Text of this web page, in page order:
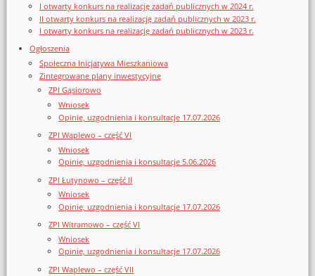
I otwarty konkurs na realizację zadań publicznych w 2024 r.
II otwarty konkurs na realizację zadań publicznych w 2023 r.
I otwarty konkurs na realizację zadań publicznych w 2023 r.
Ogłoszenia
Społeczna Inicjatywa Mieszkaniowa
Zintegrowane plany inwestycyjne
ZPI Gąsiorowo
Wniosek
Opinie, uzgodnienia i konsultacje 17.07.2026
ZPI Waplewo – część VI
Wniosek
Opinie, uzgodnienia i konsultacje 5.06.2026
ZPI Łutynowo – część II
Wniosek
Opinie, uzgodnienia i konsultacje 17.07.2026
ZPI Witramowo – część VI
Wniosek
Opinie, uzgodnienia i konsultacje 17.07.2026
ZPI Waplewo – część VII